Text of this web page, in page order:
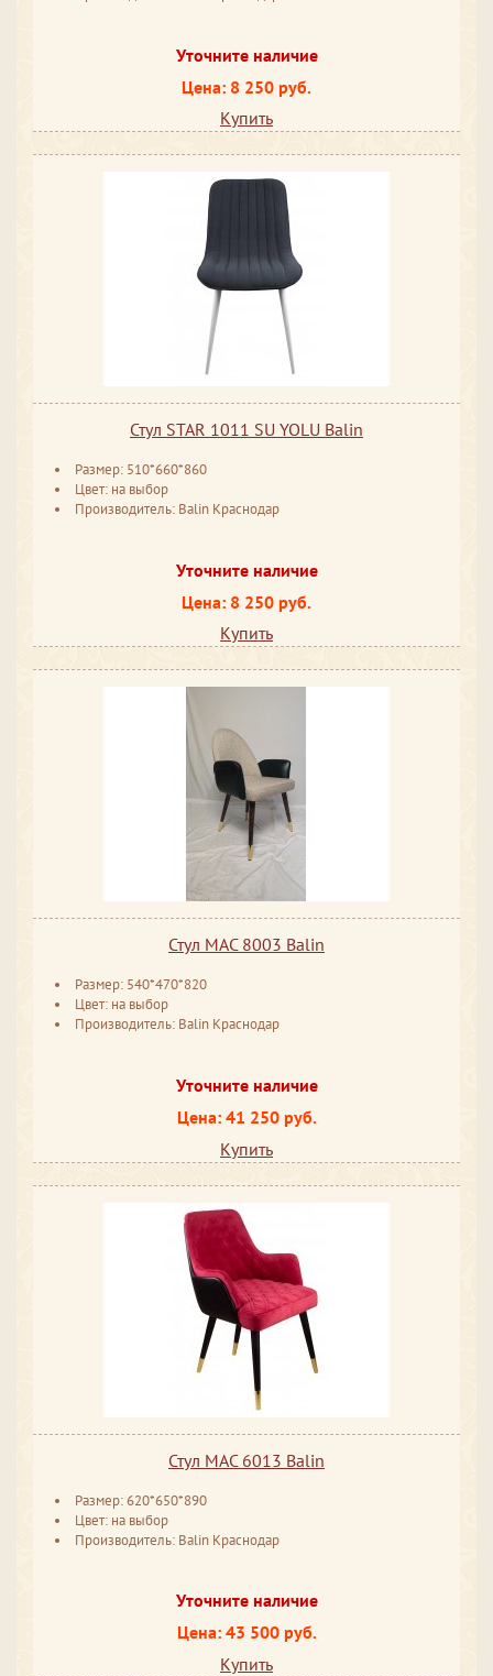
Уточните наличие
Цена: 8 250 руб.
Купить
Стул STAR 1011 SU YOLU Balin
Размер: 510*660*860
Цвет: на выбор
Производитель: Balin Краснодар
Уточните наличие
Цена: 8 250 руб.
Купить
Стул MAC 8003 Balin
Размер: 540*470*820
Цвет: на выбор
Производитель: Balin Краснодар
Уточните наличие
Цена: 41 250 руб.
Купить
Стул MAC 6013 Balin
Размер: 620*650*890
Цвет: на выбор
Производитель: Balin Краснодар
Уточните наличие
Цена: 43 500 руб.
Купить